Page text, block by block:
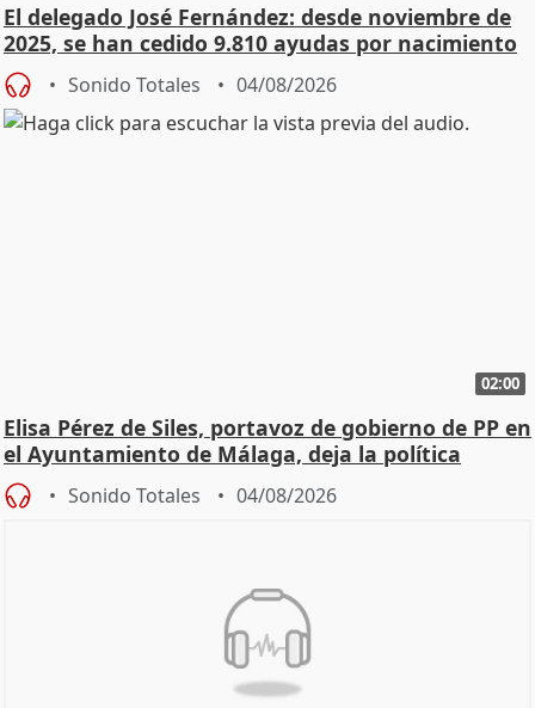
El delegado José Fernández: desde noviembre de
2025, se han cedido 9.810 ayudas por nacimiento
Sonido Totales 04/08/2026
02:00
Elisa Pérez de Siles, portavoz de gobierno de PP en
el Ayuntamiento de Málaga, deja la política
Sonido Totales 04/08/2026